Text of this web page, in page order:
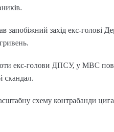
запобіжний захід екс-голові
екс-голови ДПСУ, у МВС
скандал.
схему контрабанди